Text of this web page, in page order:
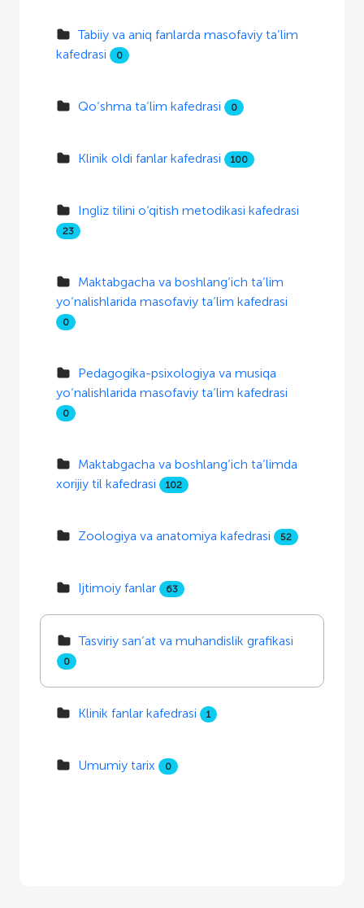
Tabiiy va aniq fanlarda masofaviy ta’lim
kafedrasi
0
Qo‘shma ta’lim kafedrasi 0
Klinik oldi fanlar kafedrasi 100
Ingliz tilini o‘qitish metodikasi kafedrasi
23
Maktabgacha va boshlang‘ich ta’lim
yo‘nalishlarida masofaviy ta’lim kafedrasi
0
Pedagogika-psixologiya va musiqa
yo‘nalishlarida masofaviy ta’lim kafedrasi
0
Maktabgacha va boshlang‘ich ta’limda
xorijiy til kafedrasi
102
Zoologiya va anatomiya kafedrasi 52
Ijtimoiy fanlar 63
Tasviriy san’at va muhandislik grafikasi
0
Klinik fanlar kafedrasi 1
Umumiy tarix 0